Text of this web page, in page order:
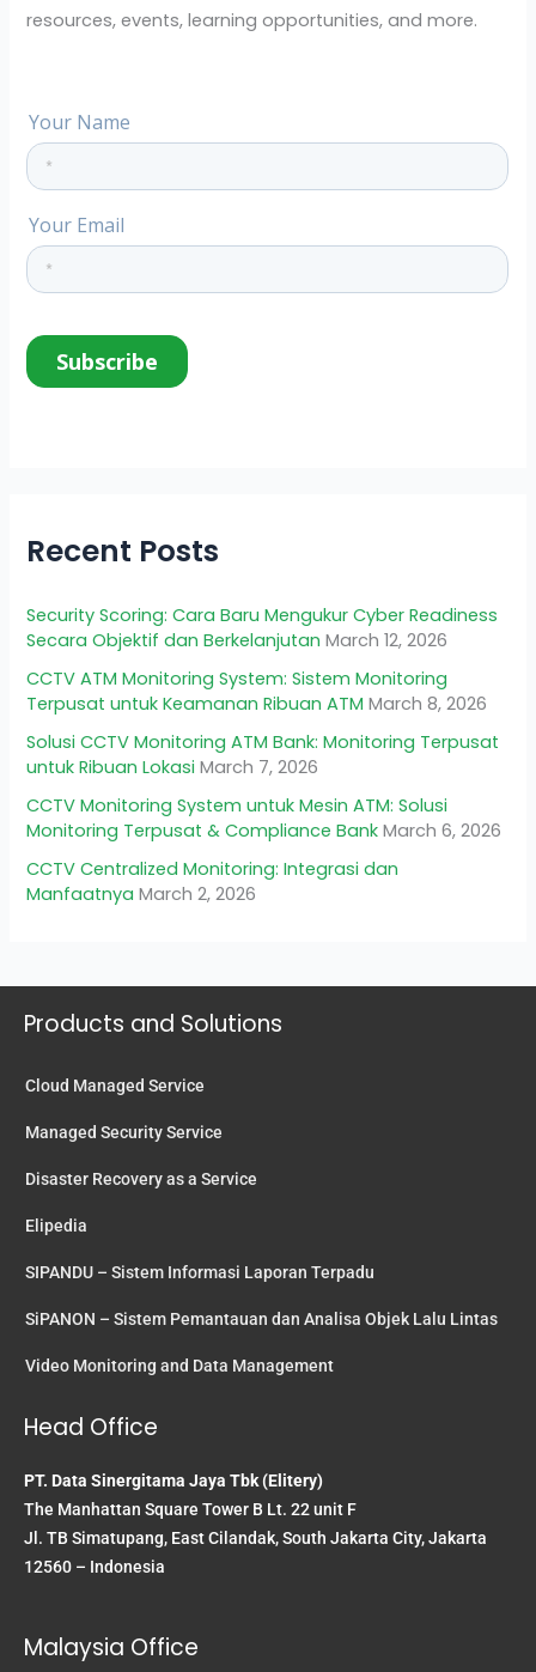
rresources, events, learning opportunities, and more.
Recent Posts
Security Scoring: Cara Baru Mengukur Cyber Readiness
Secara Objektif dan Berkelanjutan March 12, 2026
CCTV ATM Monitoring System: Sistem Monitoring
Terpusat untuk Keamanan Ribuan ATM March 8, 2026
Solusi CCTV Monitoring ATM Bank: Monitoring Terpusat
untuk Ribuan Lokasi March 7, 2026
CCTV Monitoring System untuk Mesin ATM: Solusi
Monitoring Terpusat & Compliance Bank March 6, 2026
CCTV Centralized Monitoring: Integrasi dan
Manfaatnya March 2, 2026
Products and Solutions
Cloud Managed Service
Managed Security Service
Disaster Recovery as a Service
Elipedia
SIPANDU – Sistem Informasi Laporan Terpadu
SiPANON – Sistem Pemantauan dan Analisa Objek Lalu Lintas
Video Monitoring and Data Management
Head Office
PT. Data Sinergitama Jaya Tbk (Elitery)
The Manhattan Square Tower B Lt. 22 unit F
Jl. TB Simatupang, East Cilandak, South Jakarta City, Jakarta
12560 – Indonesia
Malaysia Office